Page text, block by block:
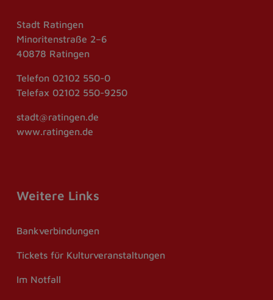
Stadt Ratingen
Minoritenstraße 2–6
40878 Ratingen
Telefon 02102 550-0
Telefax 02102 550-9250
stadt@ratingen.de
www.ratingen.de
Weitere Links
Bankverbindungen
Tickets für Kulturveranstaltungen
Im Notfall